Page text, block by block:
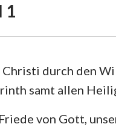
1.
1
Christi durch den
samt allen
von Gott,